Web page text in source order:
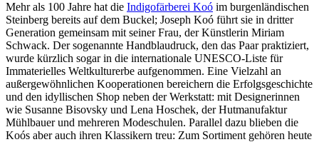
Mehr als 100 Jahre hat die Indigofärberei Koó im burgenländischen
Steinberg bereits auf dem Buckel; Joseph Koó führt sie in dritter
Generation gemeinsam mit seiner Frau, der Künstlerin Miriam
Schwack. Der sogenannte Handblaudruck, den das Paar praktiziert,
wurde kürzlich sogar in die internationale UNESCO-Liste für
Immaterielles Weltkulturerbe aufgenommen. Eine Vielzahl an
außergewöhnlichen Kooperationen bereichern die Erfolgsgeschichte
und den idyllischen Shop neben der Werkstatt: mit Designerinnen
wie Susanne Bisovsky und Lena Hoschek, der Hutmanufaktur
Mühlbauer und mehreren Modeschulen. Parallel dazu blieben die
Koós aber auch ihren Klassikern treu: Zum Sortiment gehören heute